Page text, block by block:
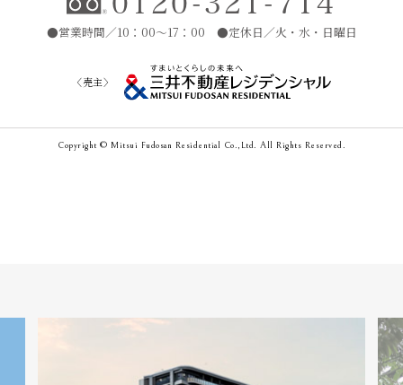
●営業時間／10：00〜17：00 ●定休日／火・水・日曜日
〈売主〉
Copyright © Mitsui Fudosan Residential Co.,Ltd. All Rights Reserved.